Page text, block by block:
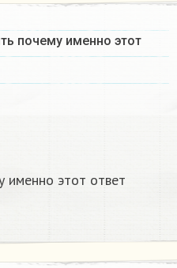
почему именно этот
именно этот ответ